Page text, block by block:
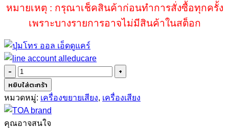
หมายเหตุ : กรุณาเช็คสินค้าก่อนทำการสั่งซื้อทุกครั้ง
เพราะบางรายการอาจไม่มีสินค้าในสต็อก
จำนวน
TOA
RU-
2002
ชิ้น
หยิบใส่ตะกร้า
หมวดหมู่: เครื่องขยายเสียง, เครื่องเสียง
คุณอาจสนใจ